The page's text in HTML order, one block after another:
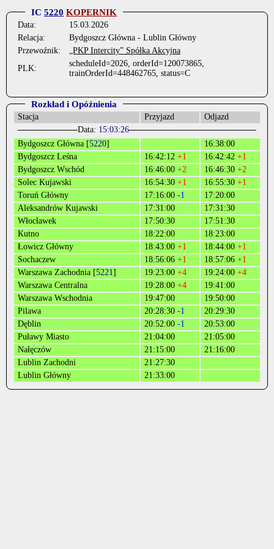
IC 5220 KOPERNIK
Data:
15.03.2026
Relacja:
Bydgoszcz Główna - Lublin Główny
Przewoźnik:
„PKP Intercity” Spółka Akcyjna
PLK:
scheduleId=2026, orderId=120073865,
trainOrderId=448462765, status=C
Rozkład i Opóźnienia
Stacja Przyjazd
Odjazd
Data: 15:03:26
Bydgoszcz Główna [5220]
16:38:00
Bydgoszcz Leśna
16:42:12 +1 16:42:42 +1
Bydgoszcz Wschód
16:46:00 +2 16:46:30 +2
Solec Kujawski
16:54:30 +1 16:55:30 +1
Toruń Główny
17:16:00 -1
17:20:00
Aleksandrów Kujawski
17:31:00
17:31:30
Włocławek
17:50:30
17:51:30
Kutno
18:22:00
18:23:00
Łowicz Główny
18:43:00 +1 18:44:00 +1
Sochaczew
18:56:06 +1 18:57:06 +1
Warszawa Zachodnia [5221] 19:23:00 +4 19:24:00 +4
Warszawa Centralna
19:28:00 +4
19:41:00
Warszawa Wschodnia
19:47:00
19:50:00
Pilawa
20:28:30 -1
20:29:30
Dęblin
20:52:00 -1
20:53:00
Puławy Miasto
21:04:00
21:05:00
Nałęczów
21:15:00
21:16:00
Lublin Zachodni
21:27:30
Lublin Główny
21:33:00